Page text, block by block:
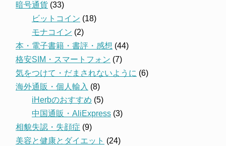
暗号通貨 (33)
ビットコイン (18)
モナコイン (2)
本・電子書籍・書評・感想 (44)
格安SIM・スマートフォン (7)
気をつけて・だまされないように (6)
海外通販・個人輸入 (8)
iHerbのおすすめ (5)
中国通販・AliExpress (3)
相貌失認・失顔症 (9)
美容と健康とダイエット (24)